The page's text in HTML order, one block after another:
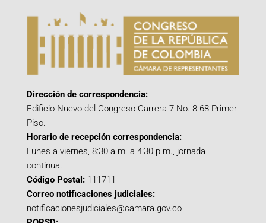
Dirección de correspondencia:
Edificio Nuevo del Congreso Carrera 7 No. 8-68 Primer
Piso.
Horario de recepción correspondencia:
Lunes a viernes, 8:30 a.m. a 4:30 p.m., jornada
continua.
Código Postal: 111711
Correo notificaciones judiciales:
notificacionesjudiciales@camara.gov.co